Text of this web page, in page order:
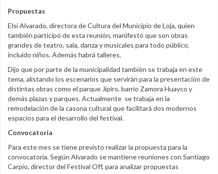
Propuestas
Elsi Alvarado, directora de Cultura del Municipio de Loja, quien
también participó de esta reunión, manifestó que son obras
grandes de teatro, sala, danza y musicales para todo público,
incluido niños. Además habrá talleres.
Dijo que por parte de la municipalidad también se trabaja en este
tema, alistando los escenarios que servirán para la presentación de
distintas obras como el parque Jipiro, barrio Zamora Huayco y
demás plazas y parques. Actualmente se trabaja en la
remodelación de la casona cultural que facilitará dos modernos
espacios para el desarrollo del festival.
Convocatoria
Para este mes se tiene previsto realizar la propuesta para la
convocatoria. Según Alvarado se mantiene reuniones con Santiago
Carpio, director del Festival Off, para analizar propuestas